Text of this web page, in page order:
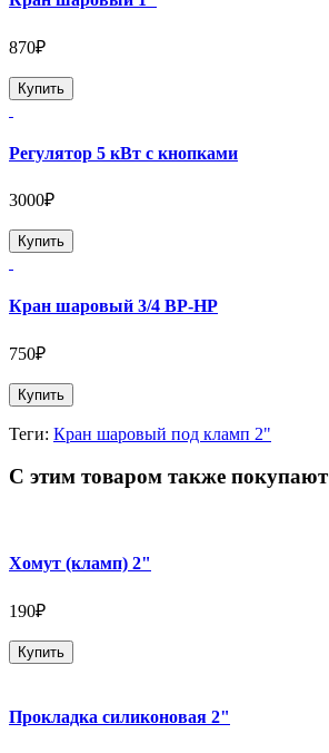
870₽
Купить
Регулятор 5 кВт с кнопками
3000₽
Купить
Кран шаровый 3/4 ВР-НР
750₽
Купить
Теги: Кран шаровый под кламп 2"
С этим товаром также покупают
Хомут (кламп) 2"
190₽
Купить
Прокладка силиконовая 2"